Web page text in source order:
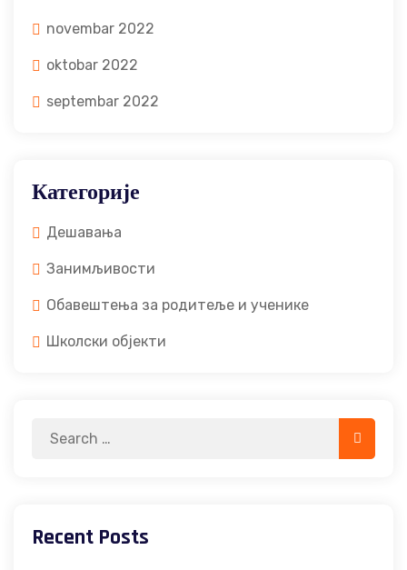
novembar 2022
oktobar 2022
septembar 2022
Категорије
Дешавања
Занимљивости
Обавештења за родитеље и ученике
Школски објекти
Search
Search
Recent Posts